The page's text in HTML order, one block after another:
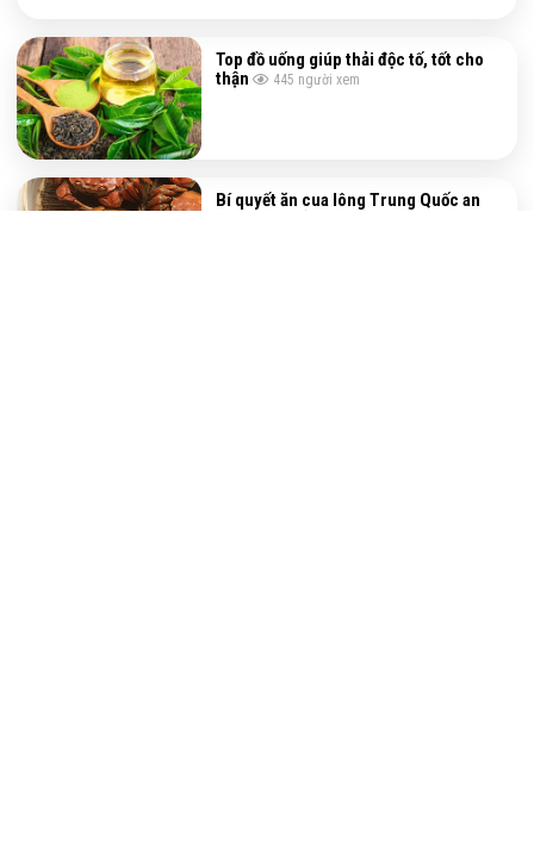
Top đồ uống giúp thải độc tố, tốt cho
thận
445 người xem
Bí quyết ăn cua lông Trung Quốc an